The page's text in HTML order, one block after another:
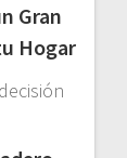
Gran
Hogar